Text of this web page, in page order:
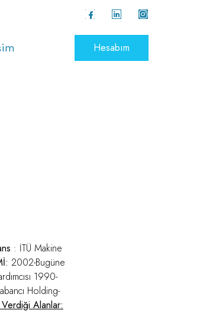
Hesabım
: İTÜ Makine
2002-Bugüne
1990-
Holding-
Verdiği Alanlar: